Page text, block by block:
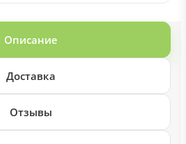
Описание
Доставка
Отзывы